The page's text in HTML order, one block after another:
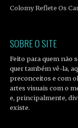
Colomy Reflete Os
SOBRE O SITE
Feito para quem não
quer também vê-la,
preconceitos e com
artes visuais com o
e, principalmente,
existe.